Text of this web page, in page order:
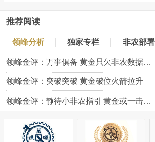
推荐阅读
领峰分析 独家专栏 非农部署
领峰金评：万事俱备 黄金只欠非农数据“东风”
领峰金评：突破突破 黄金破位火箭拉升
领峰金评：静待小非农指引 黄金或一击破局